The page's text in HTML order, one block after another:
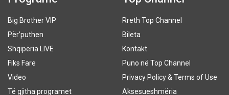
Big Brother VIP
Për’puthen
Shqipëria LIVE
Fiks Fare
Video
Të gjitha programet
Rreth Top Channel
Bileta
Kontakt
Puno në Top Channel
Privacy Policy & Terms of Use
Aksesueshmëria